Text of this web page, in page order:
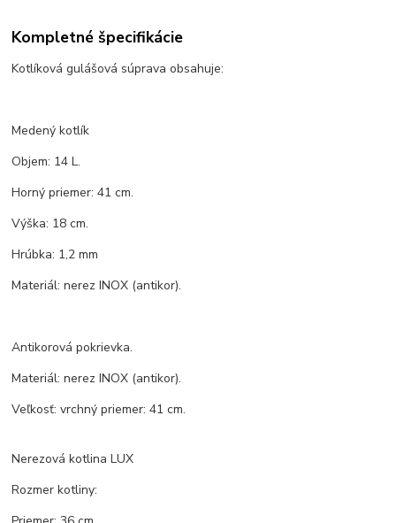
Kompletné špecifikácie
Kotlíková gulášová súprava obsahuje:
Medený kotlík
Objem: 14 L.
Horný priemer: 41 cm.
Výška: 18 cm.
Hrúbka: 1,2 mm
Materiál: nerez INOX (antikor).
Antikorová pokrievka.
Materiál: nerez INOX (antikor).
Veľkosť: vrchný priemer: 41 cm.
Nerezová kotlina LUX
Rozmer kotliny: